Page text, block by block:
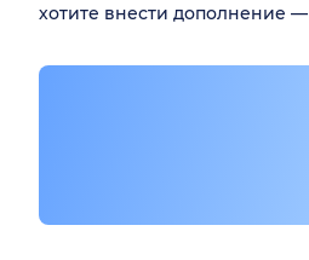
хотите внести дополнение —